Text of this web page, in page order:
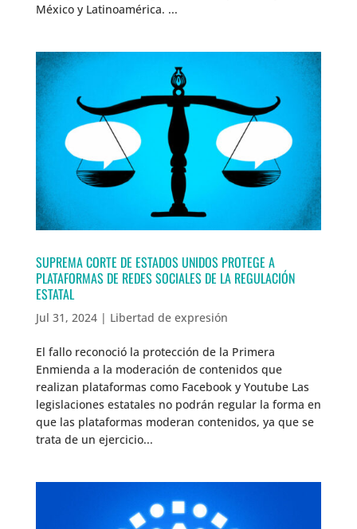
México y Latinoamérica. ...
SUPREMA CORTE DE ESTADOS UNIDOS PROTEGE A
PLATAFORMAS DE REDES SOCIALES DE LA REGULACIÓN
ESTATAL
Jul 31, 2024| Libertad de expresión
El fallo reconoció la protección de la Primera
Enmienda a la moderación de contenidos que
realizan plataformas como Facebook y Youtube Las
legislaciones estatales no podrán regular la forma en
que las plataformas moderan contenidos, ya que se
trata de un ejercicio...